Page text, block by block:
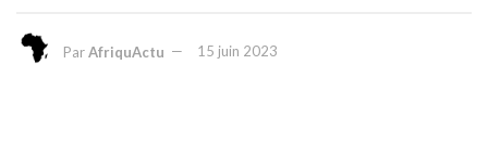
ParAfriquActu 15 juin 2023